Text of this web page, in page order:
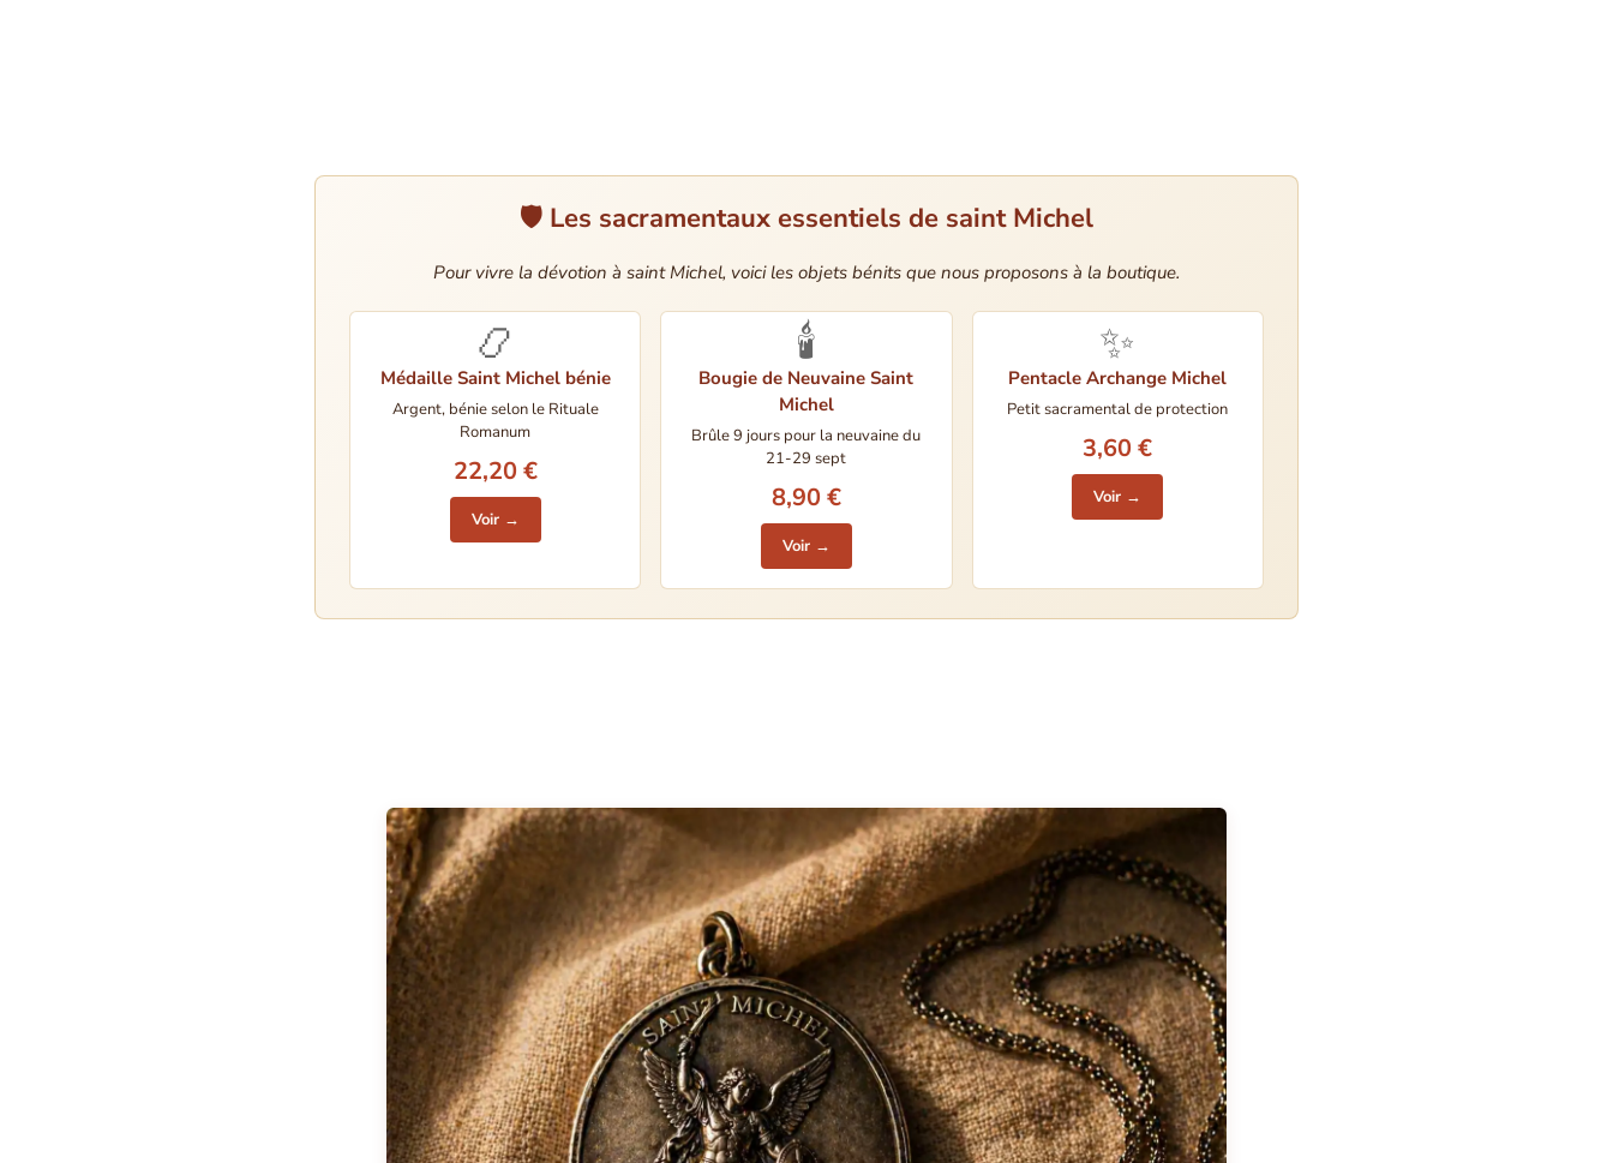
🛡️ Les sacramentaux essentiels de saint Michel
Pour vivre la dévotion à saint Michel, voici les objets bénits que nous proposons à la boutique.
📿
Médaille Saint Michel bénie
Argent, bénie selon le Rituale
Romanum
22,20 €
Voir →
🕯️
Bougie de Neuvaine Saint
Michel
Brûle 9 jours pour la neuvaine du
21-29 sept
8,90 €
Voir →
✨
Pentacle Archange Michel
Petit sacramental de protection
3,60 €
Voir →